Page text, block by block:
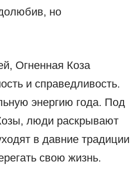
но
Огненная Коза
и справедливость.
энергию года. Под
люди раскрывают
в давние традиции
свою жизнь.